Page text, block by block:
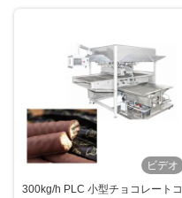
ビデオ
300kg/h PLC 小型チョコレートコ